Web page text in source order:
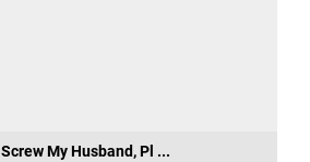
Screw My Husband, Pl ...